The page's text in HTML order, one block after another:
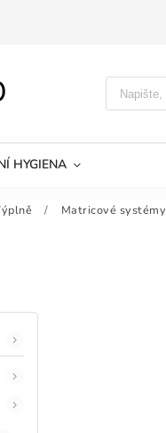
HYGIENA
/ Matricové systémy